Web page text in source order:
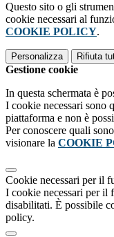
Questo sito o gli
cookie necessari al
COOKIE POLICY.
Personalizza Rifiuta
Gestione cookie
In questa schermata è
I cookie necessari sono
piattaforma e non è
Per conoscere quali
visionare la COOKIE
Cookie necessari per il
I cookie necessari per il
disabilitati. È possibile
policy.